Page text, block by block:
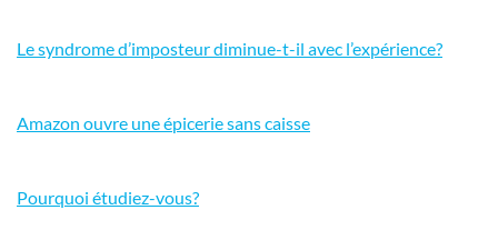
Le syndrome d’imposteur diminue-t-il avec l’expérience?
Amazon ouvre une épicerie sans caisse
Pourquoi étudiez-vous?